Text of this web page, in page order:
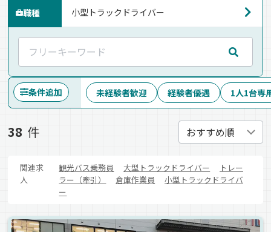
職種
条件追加 未経験者歓迎 経験者優遇 1人1台専
38 件
関連求
人
観光バス乗務員 大型トラックドライバー
トレー
ラー（牽引）
倉庫作業員
小型トラックドライバ
ー